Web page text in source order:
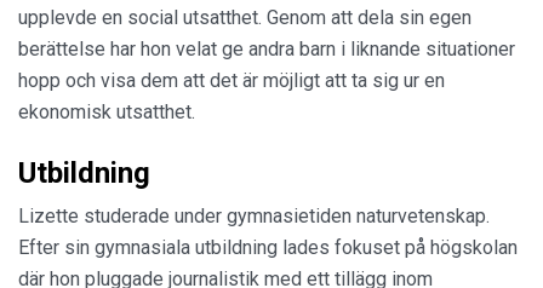
upplevde en social utsatthet. Genom att dela sin egen
berättelse har hon velat ge andra barn i liknande situationer
hopp och visa dem att det är möjligt att ta sig ur en
ekonomisk utsatthet.
Utbildning
Lizette studerade under gymnasietiden naturvetenskap.
Efter sin gymnasiala utbildning lades fokuset på högskolan
där hon pluggade journalistik med ett tillägg inom